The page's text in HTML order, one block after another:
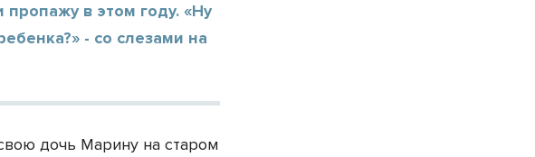
в этом году. «Ну
- со слезами на
дочь Марину на старом